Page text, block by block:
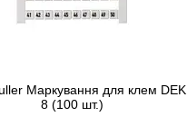
Маркування для клем DEK
8 (100 шт.)